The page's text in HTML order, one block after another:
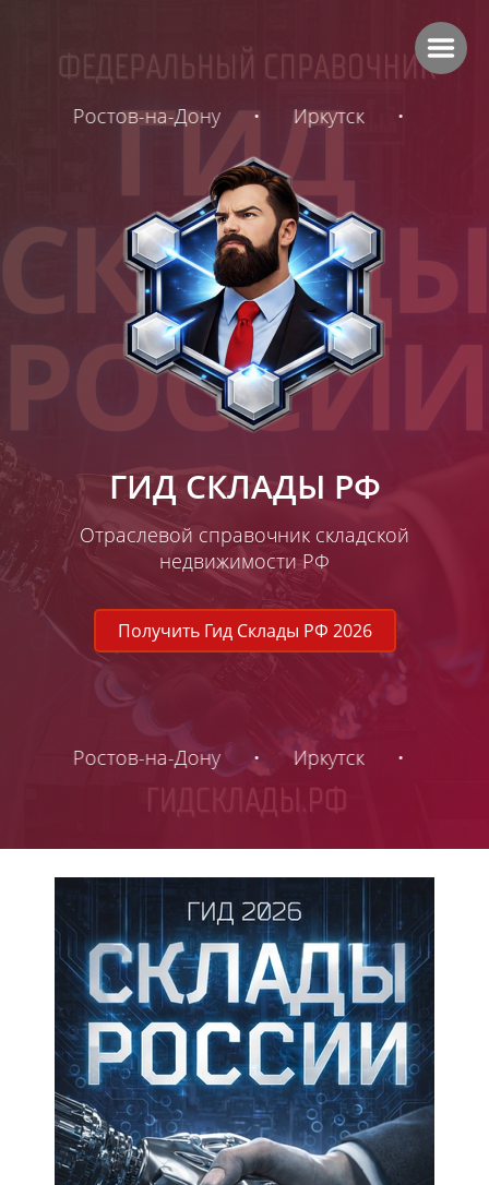
• Иркутск • Самара
ГИД СКЛАДЫ РФ
Отраслевой справочник складской
недвижимости РФ
Получить Гид Склады РФ 2026
• Иркутск • Самара